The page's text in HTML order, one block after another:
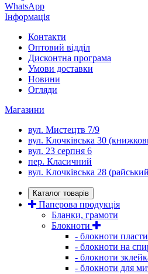
WhatsApp
Інформація
Контакти
Оптовий відділ
Дисконтна програма
Умови доставки
Новини
Огляди
Магазини
вул. Мистецтв 7/9
вул. Клочківська 30
вул. 23 серпня 6
пер. Класичний
вул. Клочківська 28
Каталог товарів
Паперова продукція
Бланки, грамоти
Блокноти
- блокноти
- блокноти на
- блокноти
- блокноти для